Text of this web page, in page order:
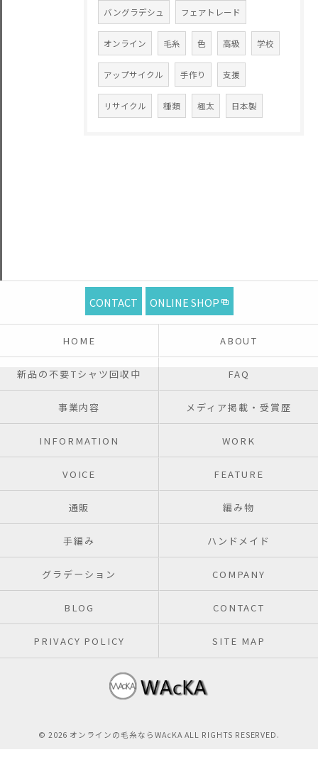
バングラデシュ フェアトレード
オンライン 毛糸 色 高級 学校
アップサイクル 手作り 支援
リサイクル 種類 極太 日本製
CONTACT ONLINE SHOP
HOME ABOUT
新品の不要Tシャツ回収中 FAQ
事業内容 メディア掲載・受賞歴
INFORMATION WORK
VOICE FEATURE
通販 編み物
手編み ハンドメイド
グラデーション COMPANY
BLOG CONTACT
PRIVACY POLICY SITE MAP
© 2026 オンラインの毛糸ならWAcKA ALL RIGHTS RESERVED.